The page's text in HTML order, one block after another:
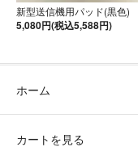
新型送信機用パッド(黒色)
5,080円(税込5,588円)
ホーム
カートを見る